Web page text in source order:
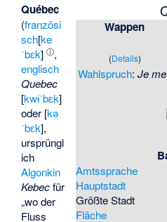
Wappen
(Details)
Wahlspruch:Je
Amtssprache
Hauptstadt
Größte Stadt
Fläche
Québec
(französi
sch[ke
ˈbɛk]ⓘ,
englisch
Quebec
[kwɨˈbɛk]
oder [kə
ˈbɛk],
ursprüngl
ich
Algonkin
Kebecfür
„wo der
Fluss